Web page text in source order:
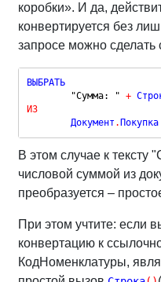
коробки». И да,
конвертируется без
запросе можно
ВЫБРАТЬ
"Сумма: " +
ИЗ
	Документ
.
В этом случае к тексту
числовой суммой из
преобразуется –
При этом учтите: если
конвертацию к
КодНоменклатуры,